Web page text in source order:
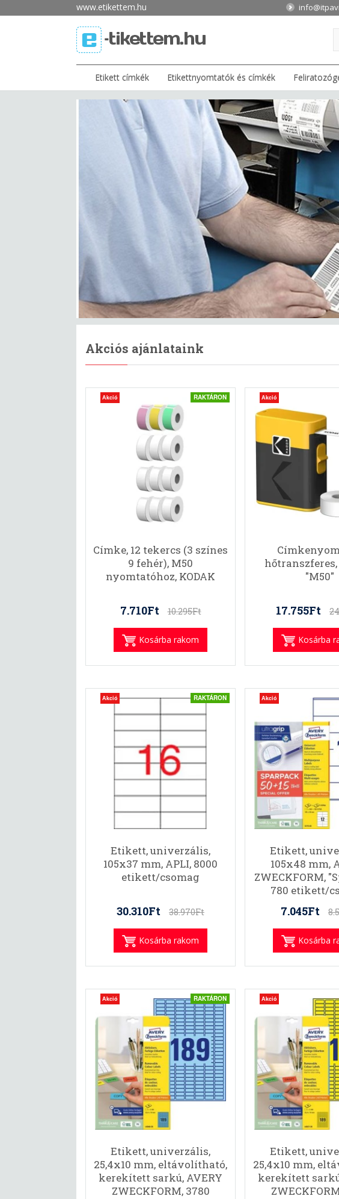
www.etikettem.hu
Etikett címkék Etikettnyomtatók és címkék
Akciós ajánlataink
Akció RAKTÁRON
Címke, 12 tekercs (3 színes
9 fehér), M50
nyomtatóhoz, KODAK
7.710Ft 10.295Ft
Kosárba rakom
Akció
hőtranszferes,
"M50"
17.755Ft
Kosárba
Akció RAKTÁRON
Etikett, univerzális,
105x37 mm, APLI, 8000
etikett/csomag
30.310Ft 38.970Ft
Kosárba rakom
Akció
Etikett,
105x48 mm,
ZWECKFORM,
780 etikett/
7.045Ft
Kosárba
Akció RAKTÁRON
Etikett, univerzális,
25,4x10 mm, eltávolítható,
kerekített sarkú, AVERY
ZWECKFORM, 3780
Akció
Etikett,
25,4x10 mm,
kerekített